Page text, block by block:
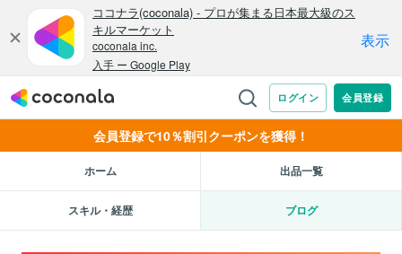
会員登録で10％割引クーポンを獲得！
ホーム 出品一覧
スキル・経歴 ブログ